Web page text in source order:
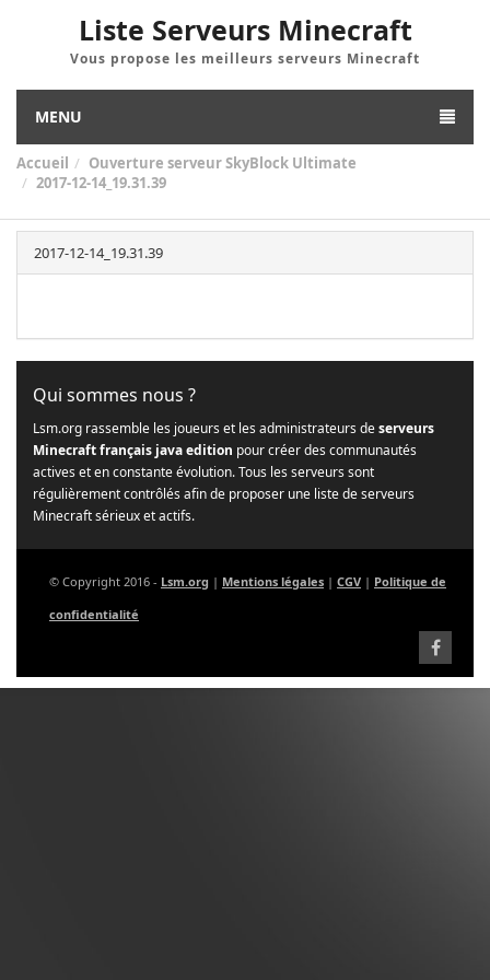
Liste Serveurs Minecraft
Vous propose les meilleurs serveurs Minecraft
MENU
Accueil
Ouverture serveur SkyBlock Ultimate
2017-12-14_19.31.39
2017-12-14_19.31.39
Qui sommes nous ?
Lsm.org rassemble les joueurs et les administrateurs deserveurs
Minecraft français java edition pour créer des communautés
actives et en constante évolution. Tous les serveurs sont
régulièrement contrôlés afin de proposer une liste de serveurs
Minecraft sérieux et actifs.
© Copyright 2016 - Lsm.org | Mentions légales | CGV | Politique de
confidentialité